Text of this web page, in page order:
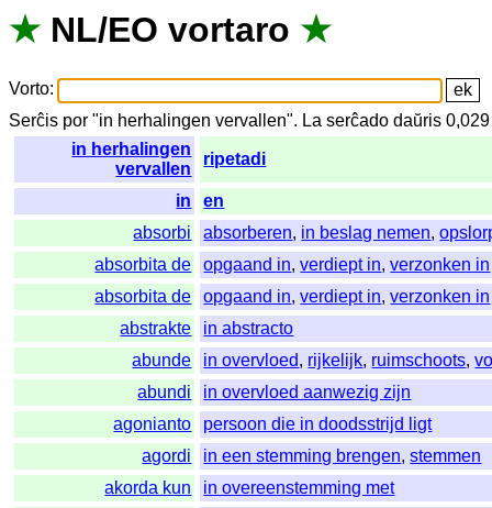
★ NL/EO vortaro ★
Vorto:
Serĉis por "in herhalingen vervallen". La serĉado daŭris
in herhalingen
vervallen
ripetadi
in
en
absorbi
absorberen, in beslag nemen,
absorbita de
opgaand in,verdiept in,verzonken in
absorbita de
opgaand in,verdiept in,verzonken in
abstrakte
in abstracto
abunde
in overvloed, rijkelijk, ruimschoots,
abundi
in overvloed aanwezig zijn
agonianto
persoon die in doodsstrijd ligt
agordi
in een stemming brengen,stemmen
akorda kun
in overeenstemming met